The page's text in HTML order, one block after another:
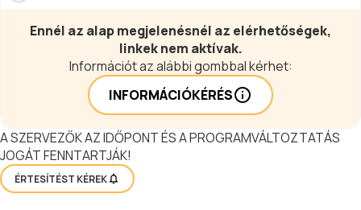
Ennél az alap megjelenésnél az elérhetőségek,
linkek nem aktívak.
Információt az alábbi gombbal kérhet:
INFORMÁCIÓKÉRÉS
A SZERVEZŐK AZ IDŐPONT ÉS A PROGRAMVÁLTOZTATÁS
JOGÁT FENNTARTJÁK!
ÉRTESÍTÉST KÉREK